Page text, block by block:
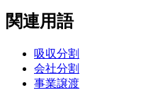
関連用語
吸収分割
会社分割
事業譲渡